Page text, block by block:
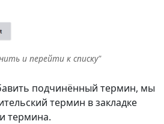
и перейти к списку"
подчинённый термин, мы
термин в закладке
термина.